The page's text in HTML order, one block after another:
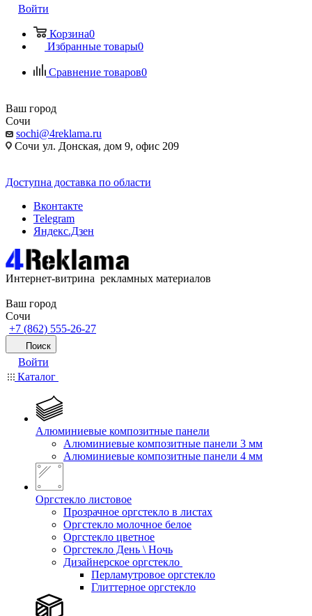
Войти
Корзина0
Избранные товары0
Сравнение товаров0
Ваш город
Сочи
sochi@4reklama.ru
Сочи ул. Донская, дом 9, офис 209
Доступна доставка по области
Вконтакте
Telegram
Яндекс.Дзен
Интернет-витрина рекламных материалов
Ваш город
Сочи
+7 (862) 555-26-27
Поиск
Войти
Каталог
Алюминиевые композитные панели
Алюминиевые композитные панели 3 мм
Алюминиевые композитные панели 4 мм
Оргстекло листовое
Прозрачное оргстекло в листах
Оргстекло молочное белое
Оргстекло цветное
Оргстекло День \ Ночь
Дизайнерское оргстекло
Перламутровое оргстекло
Глиттерное оргстекло